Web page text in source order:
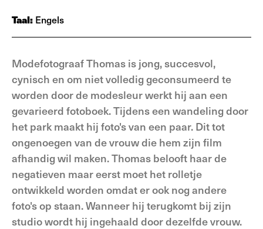
Taal: Engels
Modefotograaf Thomas is jong, succesvol,
cynisch en om niet volledig geconsumeerd te
worden door de modesleur werkt hij aan een
gevarieerd fotoboek. Tijdens een wandeling door
het park maakt hij foto's van een paar. Dit tot
ongenoegen van de vrouw die hem zijn film
afhandig wil maken. Thomas belooft haar de
negatieven maar eerst moet het rolletje
ontwikkeld worden omdat er ook nog andere
foto's op staan. Wanneer hij terugkomt bij zijn
studio wordt hij ingehaald door dezelfde vrouw.